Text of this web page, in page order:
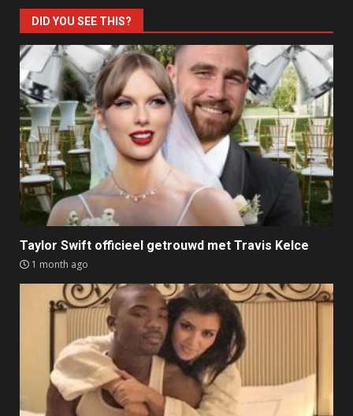
DID YOU SEE THIS?
Taylor Swift officieel getrouwd met Travis Kelce
1 month ago